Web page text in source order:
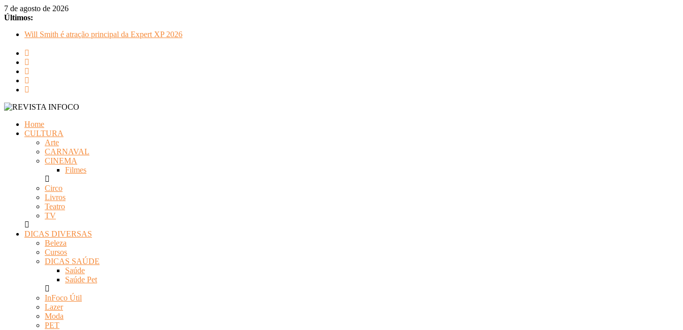
Pular
para
conteúdo
7 de agosto de 2026
Últimos:
Will Smith é atração principal da Expert XP 2026
FLIP e Festival da Cachaça movimentam Paraty durante o inverno e reforçam a cidade como destino de cultura e tradição
Otaviano Costa se encontra com Will Smith em momento de descontração
Oficinas gratuitas no Museu Nacional apresentam o processo criativo do artista Vik Muniz
INFOCO
Home
CULTURA
Arte
CARNAVAL
CINEMA
Filmes
Circo
Livros
Teatro
TV
DICAS DIVERSAS
Beleza
Cursos
DICAS SAÚDE
Saúde
Saúde Pet
InFoco Útil
Lazer
Moda
PET